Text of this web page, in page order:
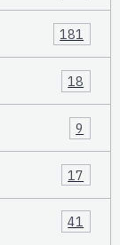
181
18
9
17
41